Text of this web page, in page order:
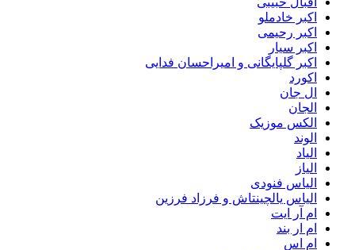
اکبر خادملو
اکبر رحیمی
اکبر سیار
اکبر گلپایگانی و امیراحسان فدایی
اکورد
ال جان
الجان
الکس موزیک
الوند
الیاد
الیاز
الیاس فنودی
الیاس یالچینتاش و فرزاد فرزین
ام آر ایت
ام‌ ار بند
ام اس